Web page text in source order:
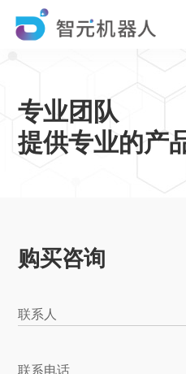
专业团队
提供专业的产
购买咨询
联系人
联系电话